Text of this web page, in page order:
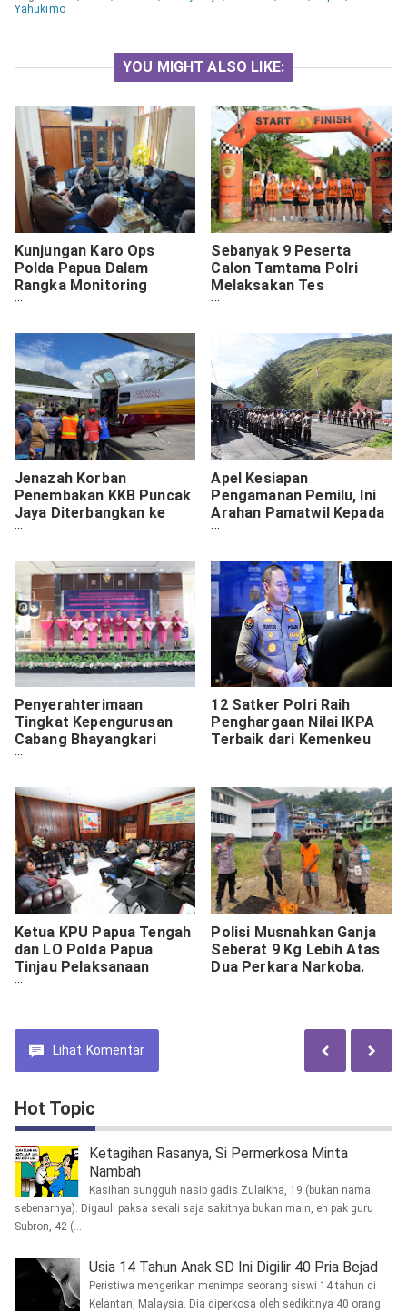
Yahukimo
YOU MIGHT ALSO LIKE:
Kunjungan Karo Ops
Polda Papua Dalam
Rangka Monitoring
Pengamanan
Pilkada Serentak 2024 Di
Polres Tolikara
Sebanyak 9 Peserta
Calon Tamtama Polri
Melaksakan Tes
Kesemaptaan Jasmani
Jenazah Korban
Penembakan KKB Puncak
Jaya Diterbangkan ke
Kampung Halaman di
Apel Kesiapan
Pengamanan Pemilu, Ini
Arahan Pamatwil Kepada
Personil Polres Lanny
Penyerahterimaan
Tingkat Kepengurusan
Cabang Bhayangkari
Daerah Papua Kepada
Bhayangkari Papua
Tengah
12 Satker Polri Raih
Penghargaan Nilai IKPA
Terbaik dari Kemenkeu
Ketua KPU Papua Tengah
dan LO Polda Papua
Tinjau Pelaksanaan
Pilkada di Paniai
Polisi Musnahkan Ganja
Seberat 9 Kg Lebih Atas
Dua Perkara Narkoba.
Lihat Komentar
Hot Topic
Ketagihan Rasanya, Si Permerkosa Minta
Nambah
Kasihan sungguh nasib gadis Zulaikha, 19 (bukan nama
sebenarnya). Digauli paksa sekali saja sakitnya bukan main, eh pak guru
Subron, 42 (...
Usia 14 Tahun Anak SD Ini Digilir 40 Pria Bejad
Peristiwa mengerikan menimpa seorang siswi 14 tahun di
Kelantan, Malaysia. Dia diperkosa oleh sedikitnya 40 orang